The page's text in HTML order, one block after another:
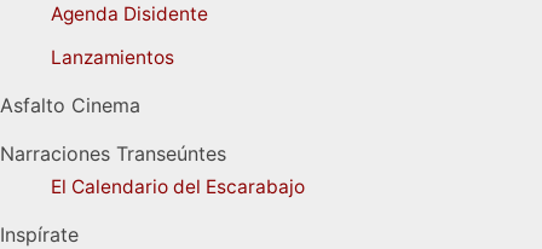
Agenda Disidente
Lanzamientos
Asfalto Cinema
Narraciones Transeúntes
El Calendario del Escarabajo
Inspírate